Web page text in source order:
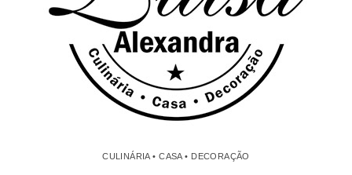
CULINÁRIA • CASA • DECORAÇÃO